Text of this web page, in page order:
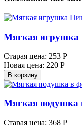
Мягкая игрушка
Старая цена: 253 Р
Новая цена: 220 Р
В корзину
Мягкая подушка
Старая цена: 368 Р